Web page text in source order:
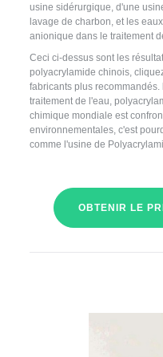
usine sidérurgique, d'une
lavage de charbon, et les
anionique dans le traitement
Ceci ci-dessus sont les
polyacrylamide chinois,
fabricants plus
traitement de l'eau,
chimique mondiale est
environnementales, c'est
comme l'usine de
OBTENIR LE